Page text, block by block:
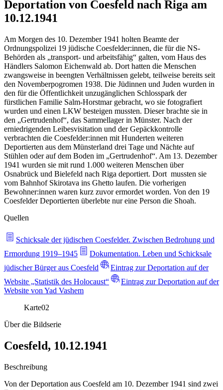
Deportation von Coesfeld nach Riga am
10.12.1941
Am Morgen des 10. Dezember 1941 holten Beamte der
Ordnungspolizei 19 jüdische Coesfelder:innen, die für die NS-
Behörden als „transport- und arbeitsfähig“ galten, vom Haus des
Händlers Salomon Eichenwald ab. Dort hatten die Menschen
zwangsweise in beengten Verhältnissen gelebt, teilweise bereits seit
den Novemberpogromen 1938. Die Jüdinnen und Juden wurden in
den für die Öffentlichkeit unzugänglichen Schlosspark der
fürstlichen Familie Salm-Horstmar gebracht, wo sie fotografiert
wurden und einen LKW besteigen mussten. Dieser brachte sie in
den „Gertrudenhof“, das Sammellager in Münster. Nach der
erniedrigenden Leibesvisitation und der Gepäckkontrolle
verbrachten die Coesfelder:innen mit Hunderten weiteren
Deportierten aus dem Münsterland drei Tage und Nächte auf
Stühlen oder auf dem Boden im „Gertrudenhof“. Am 13. Dezember
1941 wurden sie mit rund 1.000 weiteren Menschen über
Osnabrück und Bielefeld nach Riga deportiert. Dort mussten sie
vom Bahnhof Skirotava ins Ghetto laufen. Die vorherigen
Bewohner:innen waren kurz zuvor ermordet worden. Von den 19
Coesfelder Deportierten überlebte nur eine Person die Shoah.
Quellen
Schicksale der jüdischen Coesfelder. Zwischen Bedrohung und
Ermordung 1919–1945
Dokumentation. Leben und Schicksale
jüdischer Bürger aus Coesfeld
Eintrag zur Deportation auf der
Website „Statistik des Holocaust“
Eintrag zur Deportation auf der
Website von Yad Vashem
Karte02
Über die Bildserie
Coesfeld, 10.12.1941
Beschreibung
Von der Deportation aus Coesfeld am 10. Dezember 1941 sind zwei